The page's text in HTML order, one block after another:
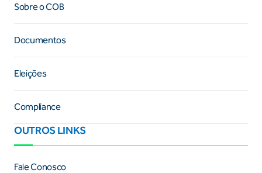
Sobre o COB
Documentos
Eleições
Compliance
OUTROS LINKS
Fale Conosco